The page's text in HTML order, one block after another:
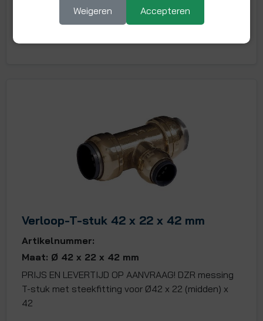
Verloop-T-stuk 42 x 22 x 42 mm
Artikelnummer:
Maat: Ø 42 x 22 x 42 mm
PRIJS EN LEVERTIJD OP AANVRAAG! DZR messing
T-stuk met steekfitting voor Ø42 x 22 (midden) x
42
Weigeren Accepteren